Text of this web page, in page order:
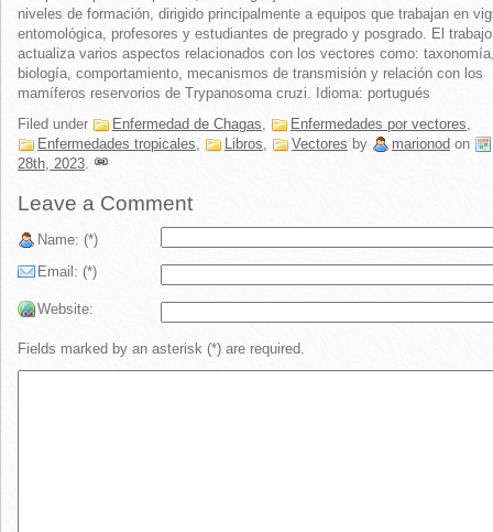
niveles de formación, dirigido principalmente a equipos que trabajan en
entomológica, profesores y estudiantes de pregrado y posgrado. El
actualiza varios aspectos relacionados con los vectores como:
biología, comportamiento, mecanismos de transmisión y relación con los
mamíferos reservorios de Trypanosoma cruzi. Idioma: portugués
Filed under
Enfermedad de Chagas, Enfermedades por vectores,
Enfermedades tropicales, Libros, Vectores by marionod on
28th, 2023.
Leave a Comment
Name: (*)
Email: (*)
Website:
Fields marked by an asterisk (*) are required.